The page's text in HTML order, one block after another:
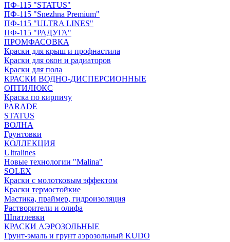
ПФ-115 "STATUS"
ПФ-115 "Snezhna Premium"
ПФ-115 "ULTRA LINES"
ПФ-115 "РАДУГА"
ПРОМФАСОВКА
Краски для крыш и профнастила
Краски для окон и радиаторов
Краски для пола
КРАСКИ ВОДНО-ДИСПЕРСИОННЫЕ
ОПТИЛЮКС
Краска по кирпичу
PARADE
STATUS
ВОЛНА
Грунтовки
КОЛЛЕКЦИЯ
Ultralines
Новые технологии "Malina"
SOLEX
Краски с молотковым эффектом
Краски термостойкие
Мастика, праймер, гидроизоляция
Растворители и олифа
Шпатлевки
КРАСКИ АЭРОЗОЛЬНЫЕ
Грунт-эмаль и грунт аэрозольный KUDO